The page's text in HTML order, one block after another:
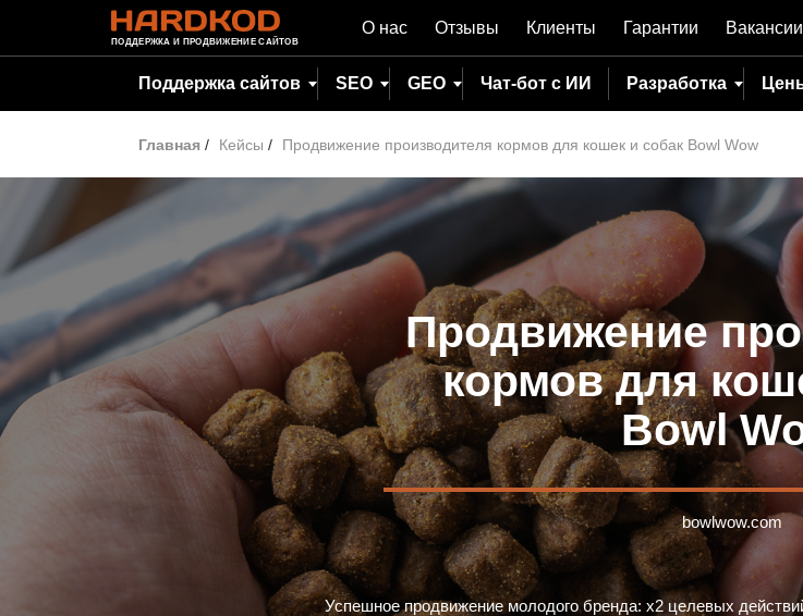
ПОДДЕРЖКА И ПРОДВИЖЕНИЕ САЙТОВ
О нас Отзывы Клиенты Гарантии Вакансии
Поддержка сайтов SEO GEO Чат-бот с ИИ Разработка
Главная / Кейсы / Продвижение производителя кормов для кошек и собак Bowl Wow
Продвижение
кормов для
Bowl
bowlwow.com
Успешное продвижение молодого бренда: х2 целевых